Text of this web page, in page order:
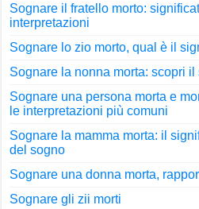
Sognare il fratello morto:
interpretazioni
Sognare lo zio morto, qual è il
Sognare la nonna morta: scopri
Sognare una persona morta e
le interpretazioni più comuni
Sognare la mamma morta: il
del sogno
Sognare una donna morta,
Sognare gli zii morti